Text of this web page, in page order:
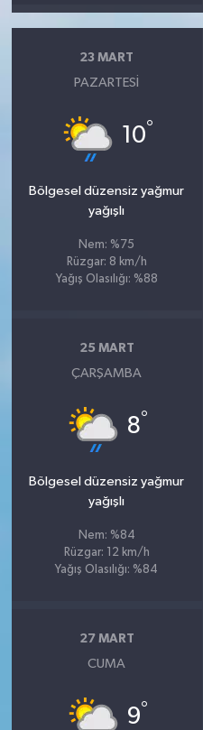
23 MART
PAZARTESI
10°
Bölgesel düzensiz yağmur
yağışlı
Nem: %75
Rüzgar: 8 km/h
Yağış Olasılığı: %88
25 MART
ÇARŞAMBA
8°
Bölgesel düzensiz yağmur
yağışlı
Nem: %84
Rüzgar: 12 km/h
Yağış Olasılığı: %84
27 MART
CUMA
9°